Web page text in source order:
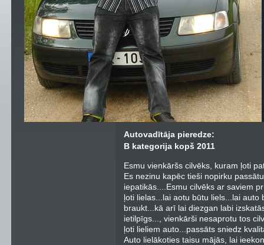
Autovadītāja pieredze:
B kategorija kopš 2011
Esmu vienkāršs cilvēks, kuram ļoti
Es nezinu kapēc tieši nopirku
iepatikās....Esmu cilvēks ar saviem
ļoti lielas...lai aotu būtu liels...lai
braukt...kā arī lai diezgan labi
ietilpīgs..., vienkārši nesaprotu tos
ļoti lieliem auto...passāts sniedz
Auto lielākoties taisu mājās, lai